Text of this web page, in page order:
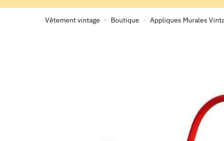
Vêtement vintage » Boutique » Appliques Murales